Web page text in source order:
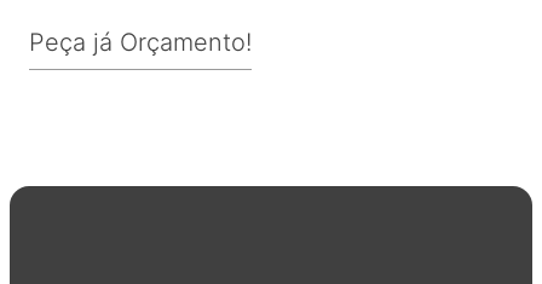
Peça já Orçamento!